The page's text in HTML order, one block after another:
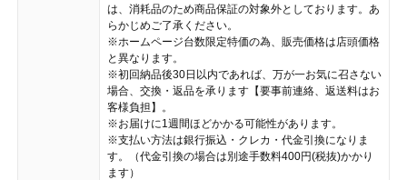
は、消耗品のため商品保証の対象外としております。あ
らかじめご了承ください。
※ホームページ台数限定特価の為、販売価格は店頭価格
と異なります。
※初回納品後30日以内であれば、万が一お気に召さない
場合、交換・返品を承ります【要事前連絡、返送料はお
客様負担】。
※お届けに1週間ほどかかる可能性があります。
※支払い方法は銀行振込・クレカ・代金引換になりま
す。（代金引換の場合は別途手数料400円(税抜)かかり
ます）